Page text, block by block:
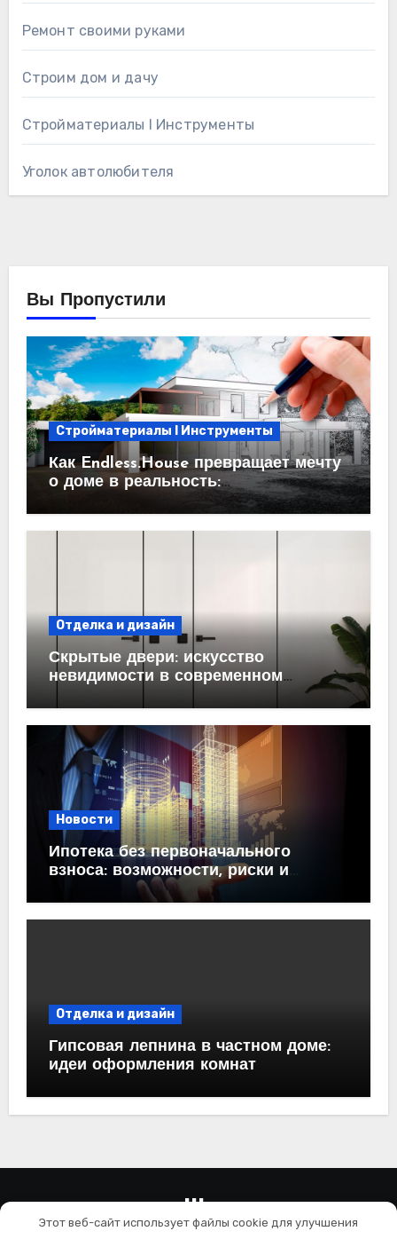
Ремонт своими руками
Строим дом и дачу
Стройматериалы l Инструменты
Уголок автолюбителя
Вы Пропустили
Стройматериалы l Инструменты
Как Endless.House превращает мечту
о доме в реальность:
проектирование под ключ
Отделка и дизайн
Скрытые двери: искусство
невидимости в современном
Новости
Ипотека без первоначального
взноса: возможности, риски и
практические рекомендации<
Отделка и дизайн
Гипсовая лепнина в частном доме:
идеи оформления комнат
wallls.ru
Этот веб-сайт использует файлы cookie для улучшения